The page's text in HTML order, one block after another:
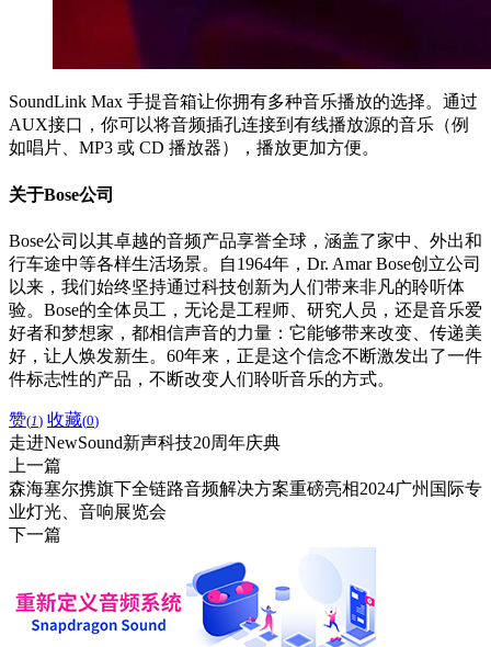
SoundLink Max 手提音箱让你拥有多种音乐播放的选择。通过
AUX接口，你可以将音频插孔连接到有线播放源的音乐（例
如唱片、MP3 或 CD 播放器），播放更加方便。
关于Bose公司
Bose公司以其卓越的音频产品享誉全球，涵盖了家中、外出和
行车途中等各样生活场景。自1964年，Dr. Amar Bose创立公司
以来，我们始终坚持通过科技创新为人们带来非凡的聆听体
验。Bose的全体员工，无论是工程师、研究人员，还是音乐爱
好者和梦想家，都相信声音的力量：它能够带来改变、传递美
好，让人焕发新生。60年来，正是这个信念不断激发出了一件
件标志性的产品，不断改变人们聆听音乐的方式。
赞(1) 收藏(0)
走进NewSound新声科技20周年庆典
上一篇
森海塞尔携旗下全链路音频解决方案重磅亮相2024广州国际专
业灯光、音响展览会
下一篇